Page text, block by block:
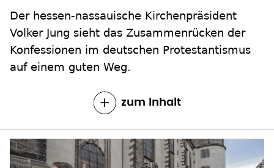
Der hessen-nassauische Kirchenpräsident
Volker Jung sieht das Zusammenrücken der
Konfessionen im deutschen Protestantismus
auf einem guten Weg.
zum Inhalt